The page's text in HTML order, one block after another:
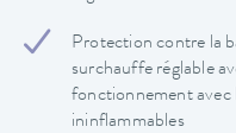
Protection contre la
surchauffe réglable
fonctionnement avec
ininflammables